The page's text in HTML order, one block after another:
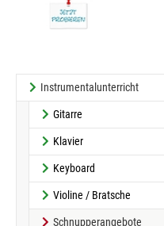
Instrumentalunterricht
Gitarre
Klavier
Keyboard
Violine / Bratsche
Schnupperangebote